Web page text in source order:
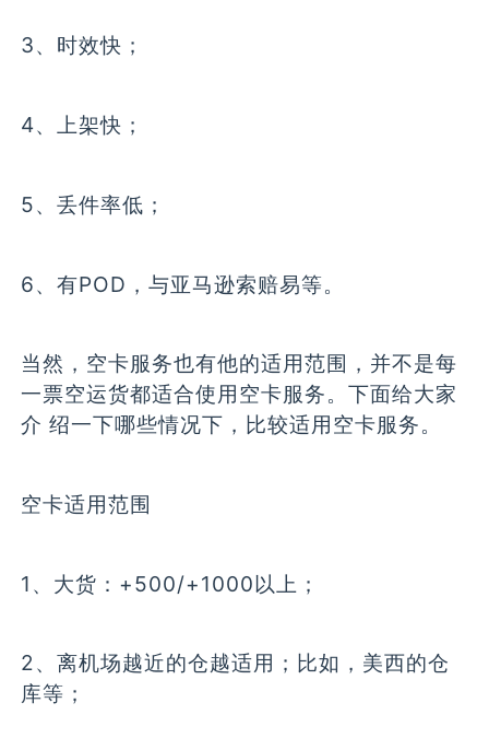
3、时效快；
4、上架快；
5、丢件率低；
6、有POD，与亚马逊索赔易等。
当然，空卡服务也有他的适用范围，并不是每
一票空运货都适合使用空卡服务。下面给大家
介 绍一下哪些情况下，比较适用空卡服务。
空卡适用范围
1、大货：+500/+1000以上；
2、离机场越近的仓越适用；比如，美西的仓
库等；